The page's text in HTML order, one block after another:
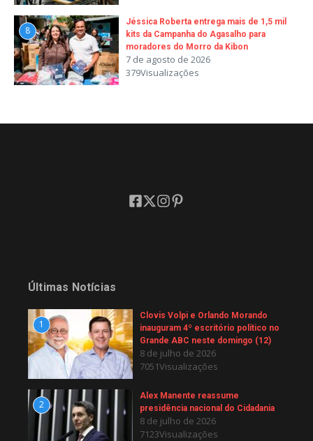
8
Jéssica Roberta entrega mais de 1,5 mil
kits da Campanha do Agasalho para
moradores do Morro da Kibon
7 de agosto de 2026
379Visualizações
Últimas Notícias
1
Clovis Volpi e Orlando Morando
inauguram 4º escritório político no
Grande ABC neste domingo (12)
8 de julho de 2026
7051Visualizações
2
Alex Manente reassume
presidência nacional do Cidadania
8 de julho de 2026
7123Visualizações